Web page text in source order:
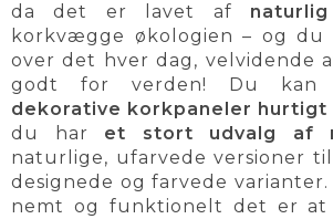
da det er lavet af
korkvægge økologien – og
over det hver dag, velvidende
godt for verden! Du kan
dekorative korkpaneler hurtigt
du har et stort udvalg af
naturlige, ufarvede versioner
designede og farvede
nemt og funktionelt det er at